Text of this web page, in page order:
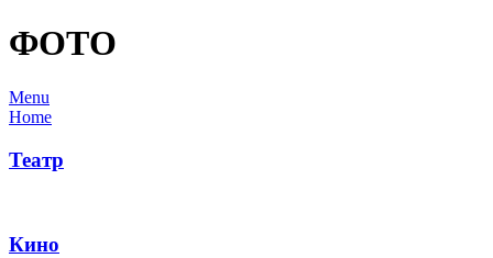
ФОТО
Menu
Home
Театр
Кино